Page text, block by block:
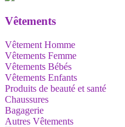
Vêtements
Vêtement Homme
Vêtements Femme
Vêtements Bébés
Vêtements Enfants
Produits de beauté et santé
Chaussures
Bagagerie
Autres Vêtements